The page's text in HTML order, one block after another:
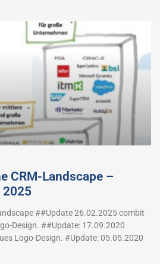
CRM-Landscape –
2025
##Update 26.02.2025 combit
Design. ##Update: 17.09.2020
Logo-Design. #Update: 05.05.2020